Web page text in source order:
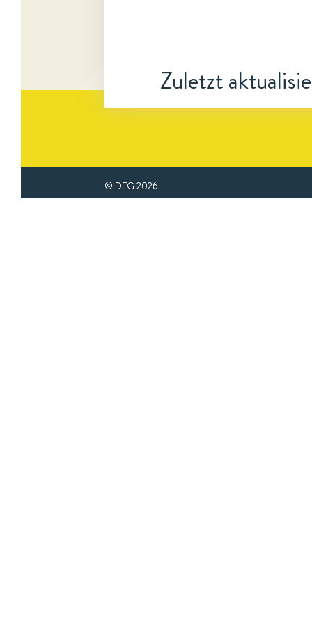
Zuletzt
© DFG 2026